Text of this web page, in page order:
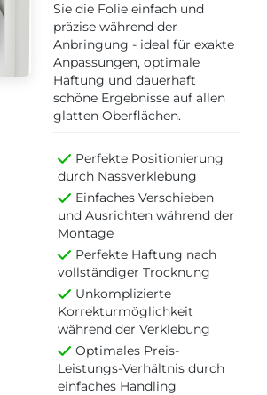
Sie die Folie einfach und
präzise während der
Anbringung - ideal für exakte
Anpassungen, optimale
Haftung und dauerhaft
schöne Ergebnisse auf allen
glatten Oberflächen.
Perfekte Positionierung
durch Nassverklebung
Einfaches Verschieben
und Ausrichten während der
Montage
Perfekte Haftung nach
vollständiger Trocknung
Unkomplizierte
Korrekturmöglichkeit
während der Verklebung
Optimales Preis-
Leistungs-Verhältnis durch
einfaches Handling